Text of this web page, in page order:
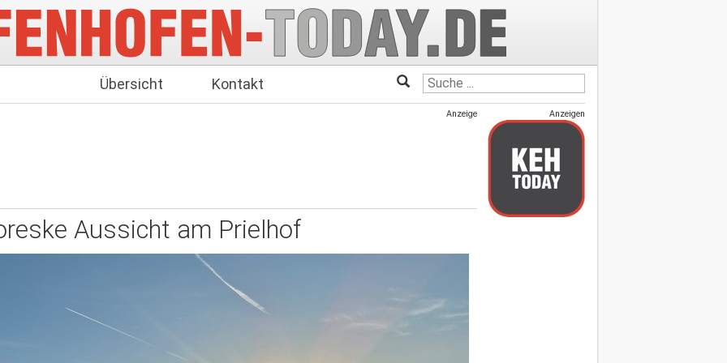
Übersicht Kontakt
Anzeige
Aussicht am Prielhof
Anzeigen